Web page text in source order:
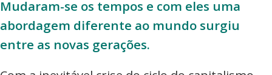
design,
hardware,
redes
sociais,
Mudaram-se os tempos e com eles uma
abordagem diferente ao mundo surgiu
entre as novas gerações.